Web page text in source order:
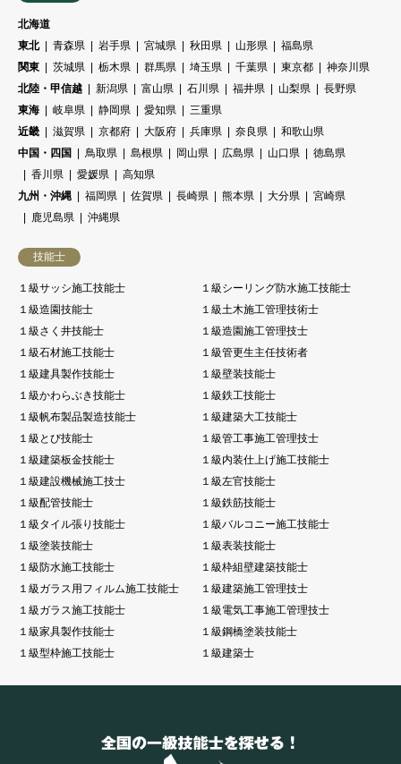
北海道
東北
青森県 岩手県 宮城県 秋田県 山形県
福島県
関東
茨城県 栃木県 群馬県 埼玉県 千葉県 東京都
神奈川県
北陸・甲信越
新潟県 富山県 石川県 福井県 山梨県
長野県
東海
岐阜県 静岡県 愛知県
三重県
近畿
滋賀県 京都府 大阪府 兵庫県 奈良県
和歌山県
中国・四国
鳥取県 島根県 岡山県 広島県 山口県
徳島県
香川県
愛媛県
高知県
九州・沖縄
福岡県 佐賀県 長崎県 熊本県 大分県
宮崎県
鹿児島県
沖縄県
技能士
１級サッシ施工技能士
１級シーリング防水施工技能士
１級造園技能士
１級土木施工管理技術士
１級さく井技能士
１級造園施工管理技士
１級石材施工技能士
１級管更生主任技術者
１級建具製作技能士
１級壁装技能士
１級かわらぶき技能士
１級鉄工技能士
１級帆布製品製造技能士
１級建築大工技能士
１級とび技能士
１級管工事施工管理技士
１級建築板金技能士
１級内装仕上げ施工技能士
１級建設機械施工技士
１級左官技能士
１級配管技能士
１級鉄筋技能士
１級タイル張り技能士
１級バルコニー施工技能士
１級塗装技能士
１級表装技能士
１級防水施工技能士
１級枠組壁建築技能士
１級ガラス用フィルム施工技能士
１級建築施工管理技士
１級ガラス施工技能士
１級電気工事施工管理技士
１級家具製作技能士
１級鋼橋塗装技能士
１級型枠施工技能士
１級建築士